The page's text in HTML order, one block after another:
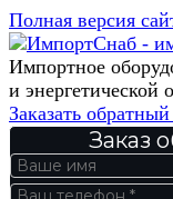
Полная версия
Импортное
и энергетической
Заказать
Заказ